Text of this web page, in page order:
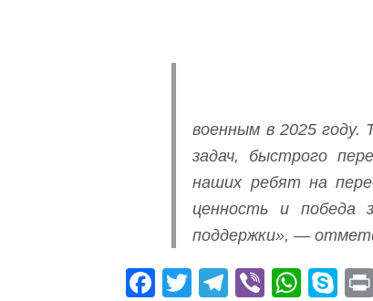
военным в 2025 году.
задач, быстрого
наших ребят на
ценность и победа
поддержки», —
Fa T
Te Vi
W
S